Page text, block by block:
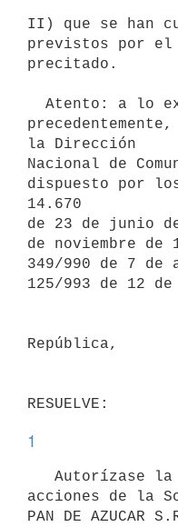
II) que se han
previstos por el
precitado.
la Dirección
Nacional de
dispuesto por
14.670
de 23 de junio
de noviembre de
349/990 de 7 de
125/993 de 12 de
República,
1
acciones de la
PAN DE